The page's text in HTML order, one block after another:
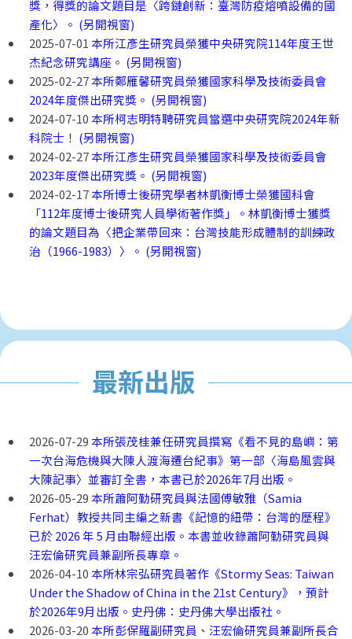
獎，得獎的論文題目是〈跨鏈創新：臺灣防疫熔噴設備的國
產化〉。 (另開視窗)
2025-07-01 本所江彥生研究員榮獲中央研究院114年度王世
杰紀念研究講座。 (另開視窗)
2025-02-27本所鄭雁馨研究員榮獲國家科學及技術委員會
2024年度傑出研究獎。 (另開視窗)
2024-07-10 本所柯志明特聘研究員當選中央研究院2024年新
科院士！ (另開視窗)
2024-02-27本所江彥生研究員榮獲國家科學及技術委員會
2023年度傑出研究獎。 (另開視窗)
2024-02-17本所博士後研究學者林凱衡博士榮獲國科會
「112年度博士後研究人員學術著作獎」。林凱衡博士獲獎
的論文題目為〈把企業帶回來：台灣技能形成體制的訓練政
治（1966-1983）〉。 (另開視窗)
最新出版
2026-07-29 本所張茂桂兼任研究員撰寫《看不見的島嶼：第
一次台海危機與大陳人渡海遷台紀事》第一部〈海島風雲與
大陳記事〉並審訂全書，本書已於2026年7月出版。
2026-05-29 本所蕭阿勤研究員與法國傅敏雅（Samia
Ferhat）教授共同主編之新書《記憶的紐帶：台灣的歷程》
已於 2026 年 5 月由聯經出版。本書並收錄蕭阿勤研究員與
汪宏倫研究員兼副所長專章。
2026-04-10 本所林宗弘研究員著作《Stormy Seas: Taiwan
Under the Shadow of China in the 21st Century》，預計
於2026年9月出版。史丹佛：史丹佛大學出版社。
2026-03-20 本所彭保羅副研究員、汪宏倫研究員兼副所長合